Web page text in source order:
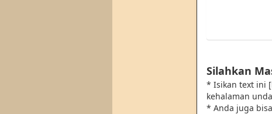
Silahkan
* Isikan text ini
kehalaman
* Anda juga